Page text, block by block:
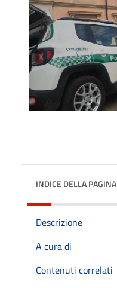
INDICE DELLA PAGINA
Descrizione
A cura di
Contenuti correlati